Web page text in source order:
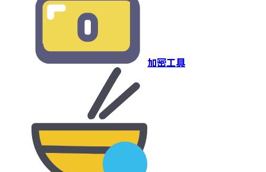
加密工具